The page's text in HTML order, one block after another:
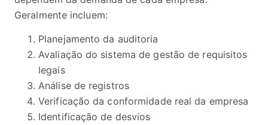
Geralmente incluem:
Planejamento da auditoria
Avaliação do sistema de gestão de requisitos
legais
Análise de registros
Verificação da conformidade real da empresa
Identificação de desvios